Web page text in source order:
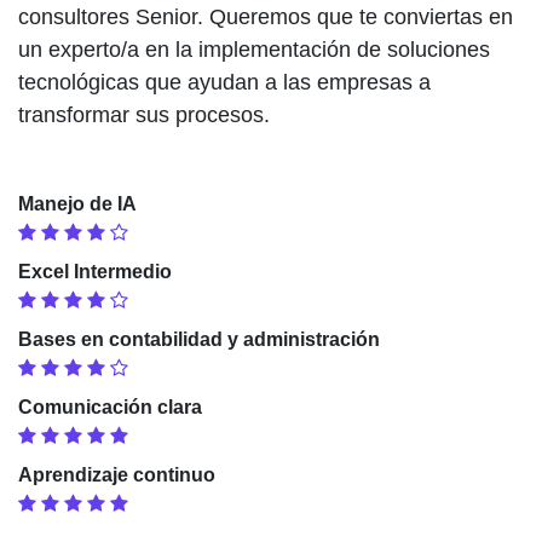
consultores Senior. Queremos que te conviertas en
un experto/a en la implementación de soluciones
tecnológicas que ayudan a las empresas a
transformar sus procesos.
Manejo de IA
Excel Intermedio
Bases en contabilidad y administración
Comunicación clara
Aprendizaje continuo